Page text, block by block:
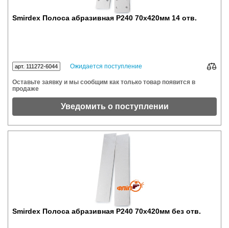
Smirdex Полоса абразивная P240 70x420мм 14 отв.
арт. 111272-6044 Ожидается поступление
Оставьте заявку и мы сообщим как только товар появится в
продаже
Уведомить о поступлении
Smirdex Полоса абразивная P240 70x420мм без отв.